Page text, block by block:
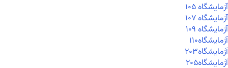
آزمايشگاه ۱۰۵
آزمايشگاه ۱۰۷
آزمايشگاه ۱۰۹
آزمايشگاه۱۱۰
آزمايشگاه۲۰۳
آزمايشگاه۲۰۵